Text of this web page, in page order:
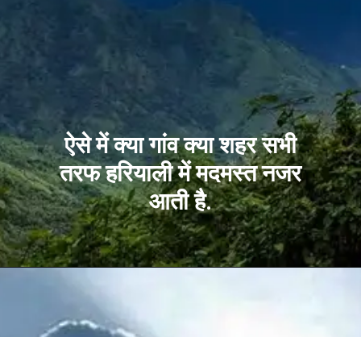
ऐसे में क्या गांव क्या शहर सभी
तरफ हरियाली में मदमस्त नजर
आती है.